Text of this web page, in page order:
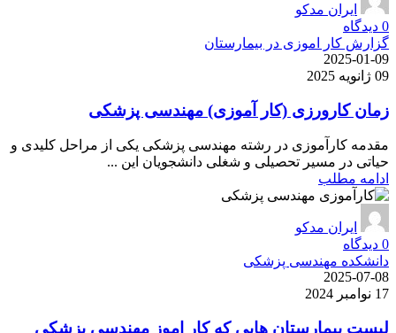
ایران مدکو
0 دیدگاه
گزارش کار اموزی در بیمارستان
2025-01-09
09 ژانویه 2025
زمان کارورزی (کار آموزی) مهندسی پزشکی
مقدمه کارآموزی در رشته مهندسی پزشکی یکی از مراحل کلیدی و
حیاتی در مسیر تحصیلی و شغلی دانشجویان این ...
ادامه مطلب
ایران مدکو
0 دیدگاه
دانشکده مهندسی پزشکی
2025-07-08
17 نوامبر 2024
لیست بیمارستان هایی که کار اموز مهندسی پزشکی